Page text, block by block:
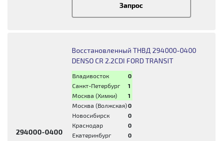
Запрос
294000-0400
Восстановленный ТНВД 294000-0400
DENSO CR 2.2CDI FORD TRANSIT
Владивосток
0
Санкт-Петербург
1
Москва (Химки)
1
Москва (Волжская)0
Новосибирск
0
Краснодар
0
Екатеринбург
0